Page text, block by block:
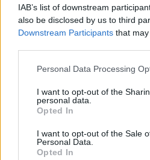
IAB’s list of downstream
also be disclosed by us to third
Downstream Participants that
Please note that this website/app
not limited to your visit or usage
grant or deny consent to Google
use your data for below specified
consent section.
Personal Data Processing
I want to opt-out of the
personal data.
Opted In
I want to opt-out of the Sale
Personal Data.
Opted In